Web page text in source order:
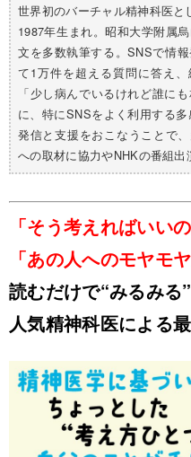
世界初のバーチャル精神科医と
1987年生まれ。昭和大学附属
文を多数執筆する。SNSで情
て1万件を超える質問に答え
「少し病んでいるけれど誰に
に、特にSNSをよく利用する
発信と支援をおこなうことで
への取材に協力やNHKの番組出
「そう考えればいい
「あの人へのモヤモ
読むだけで“みるみる
人気精神科医による